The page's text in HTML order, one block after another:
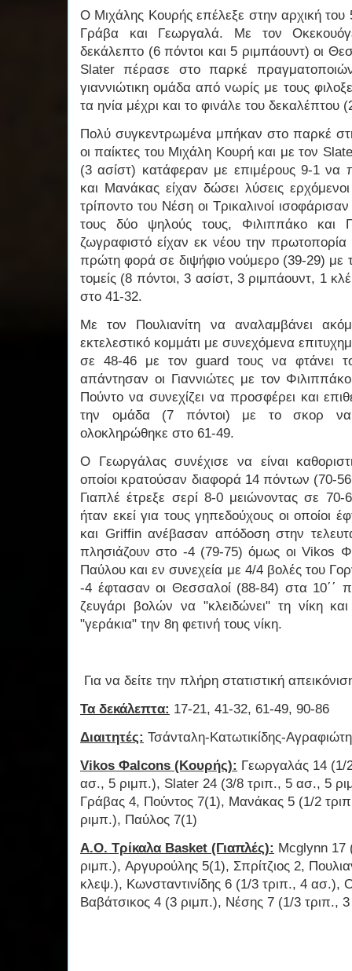
Ο Μιχάλης Κουρής επέλεξε στην αρχική
Γράβα και Γεωργαλά. Με τον
δεκάλεπτο (6 πόντοι και 5 ριμπάουντ) οι
Slater πέρασε στο παρκέ
γιαννιώτικη ομάδα από νωρίς με τους
τα ηνία μέχρι και το φινάλε του δεκαλέπτου
Πολύ συγκεντρωμένα μπήκαν στο παρκέ
οι παίκτες του Μιχάλη Κουρή και με τον
(3 ασίστ) κατάφεραν με επιμέρους 9-1 να
και Μανάκας είχαν δώσει λύσεις
τρίποντο του Νέση οι Τρικαλινοί
τους δύο ψηλούς τους, Φιλιππάκο και
ζωγραφιστό είχαν εκ νέου την
πρώτη φορά σε διψήφιο νούμερο (39-29) με
τομείς (8 πόντοι, 3 ασίστ, 3 ριμπάουντ, 1
στο 41-32.
Με τον Πουλιανίτη να αναλαμβάνει
εκτελεστικό κομμάτι με συνεχόμενα
σε 48-46 με τον guard τους να φτάνει
απάντησαν οι Γιαννιώτες με τον
Πούντο να συνεχίζει να προσφέρει και
την ομάδα (7 πόντοι) με το σκορ να
ολοκληρώθηκε στο 61-49.
Ο Γεωργάλας συνέχισε να είναι
οποίοι κρατούσαν διαφορά 14 πόντων (70-
Γιαπλέ έτρεξε σερί 8-0 μειώνοντας σε
ήταν εκεί για τους γηπεδούχους οι οποίοι
και Griffin ανέβασαν απόδοση στην
πλησιάζουν στο -4 (79-75) όμως οι Vikos
Παύλου και εν συνεχεία με 4/4 βολές του
-4 έφτασαν οι Θεσσαλοί (88-84) στα 10΄΄
ζευγάρι βολών να "κλειδώνει" τη νίκη
"γεράκια" την 8η φετινή τους νίκη.
Για να δείτε την πλήρη στατιστική
Τα δεκάλεπτα: 17-21, 41-32, 61-49, 90-86
Διαιτητές: Τσάνταλη-Κατωτικίδης-
Vikos Φalcons (Κουρής): Γεωργαλάς 14 (1/
ασ., 5 ριμπ.), Slater 24 (3/8 τριπ., 5 ασ., 5
Γράβας 4, Πούντος 7(1), Μανάκας 5 (1/2
ριμπ.), Παύλος 7(1)
Α.Ο. Τρίκαλα Basket (Γιαπλές): Mcglynn 17
ριμπ.), Αργυρούλης 5(1), Σπρίτζιος 2,
κλεψ.), Κωνσταντινίδης 6 (1/3 τριπ., 4 ασ.),
Βαβάτσικος 4 (3 ριμπ.), Νέσης 7 (1/3 τριπ.,